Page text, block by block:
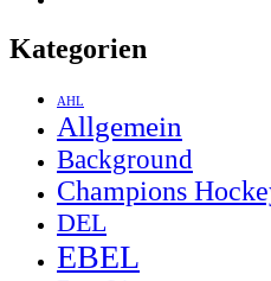
Kategorien
AHL
Allgemein
Background
Champions
DEL
EBEL